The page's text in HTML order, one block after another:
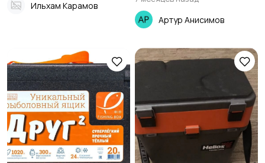
Ильхам Карамов
Артур Анисимов